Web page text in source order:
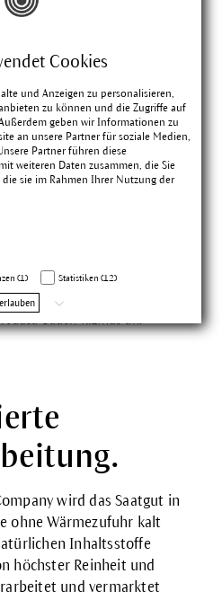
Cookies
und Anzeigen zu personalisieren,
zu können und die Zugriffe auf
geben wir Informationen zu
an unsere Partner für soziale Medien,
Partner führen diese
weiteren Daten zusammen, die Sie
sie im Rahmen Ihrer Nutzung der
(1) Statistiken (12)
wird das Saatgut in
ohne Wärmezufuhr kalt
Inhaltsstoffe
höchster Reinheit und
und vermarktet